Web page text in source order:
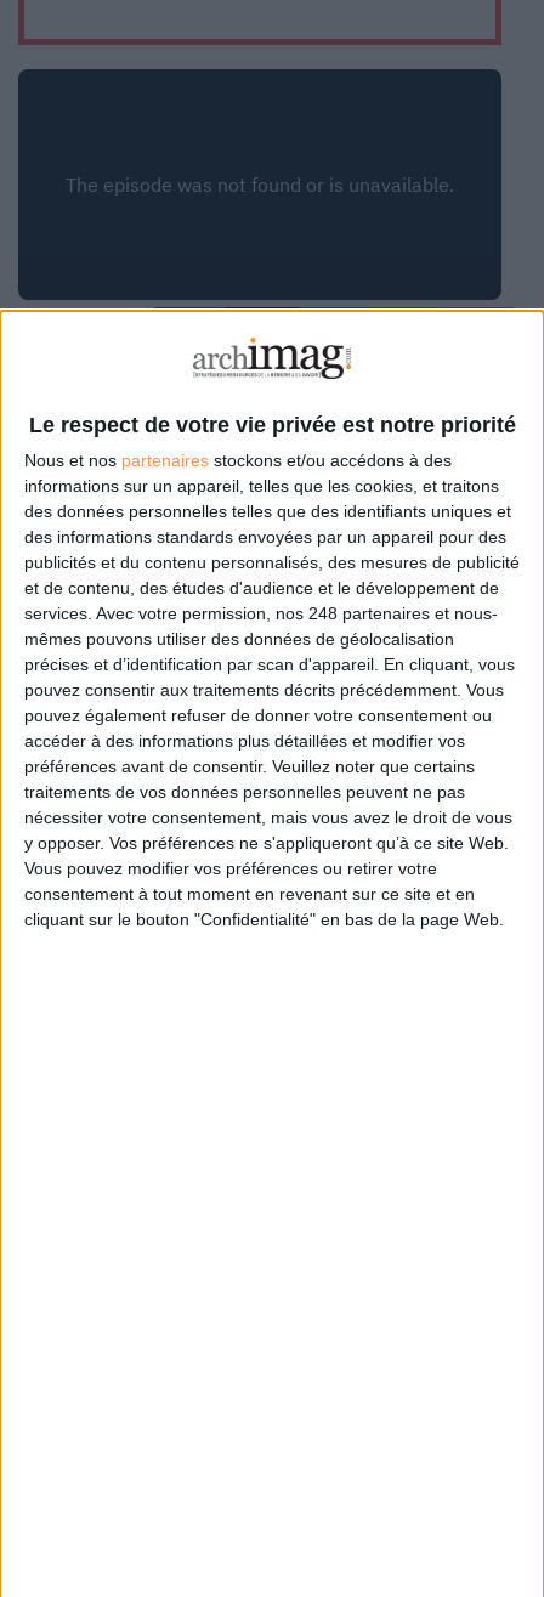
Le respect de votre vie privée est notre priorité
Nous et nos partenaires stockons et/ou accédons à des
informations sur un appareil, telles que les cookies, et traitons
des données personnelles telles que des identifiants uniques et
des informations standards envoyées par un appareil pour des
publicités et du contenu personnalisés, des mesures de publicité
et de contenu, des études d'audience et le développement de
services. Avec votre permission, nos 248 partenaires et nous-
mêmes pouvons utiliser des données de géolocalisation
précises et d’identification par scan d'appareil. En cliquant, vous
pouvez consentir aux traitements décrits précédemment. Vous
pouvez également refuser de donner votre consentement ou
accéder à des informations plus détaillées et modifier vos
préférences avant de consentir. Veuillez noter que certains
traitements de vos données personnelles peuvent ne pas
nécessiter votre consentement, mais vous avez le droit de vous
y opposer. Vos préférences ne s'appliqueront qu’à ce site Web.
Vous pouvez modifier vos préférences ou retirer votre
consentement à tout moment en revenant sur ce site et en
cliquant sur le bouton "Confidentialité" en bas de la page Web.
Documation 2024
Intelligence Artificielle
Connectez-vousouinscrivez-vous pour publier un commentaire
À LIRE SUR ARCHIMAG
Le plus beau but de tous les temps, signé Pelé,
reconstitué grâce à l'IA et aux archives
IA en entreprise : encadrer les usages sans
freiner l’expérimentation